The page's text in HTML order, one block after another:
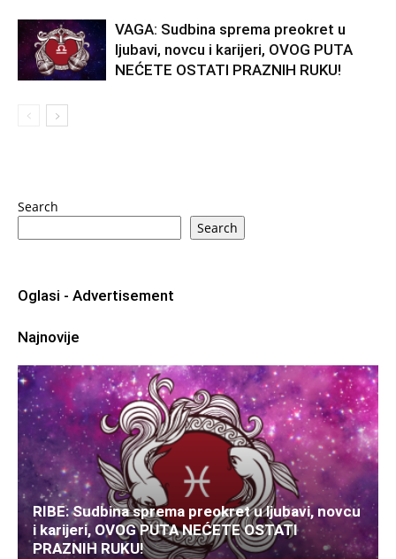
VAGA: Sudbina sprema preokret u
ljubavi, novcu i karijeri, OVOG PUTA
NEĆETE OSTATI PRAZNIH RUKU!
Search
Search
Oglasi - Advertisement
Najnovije
RIBE: Sudbina sprema preokret u ljubavi, novcu
i karijeri, OVOG PUTA NEĆETE OSTATI
PRAZNIH RUKU!